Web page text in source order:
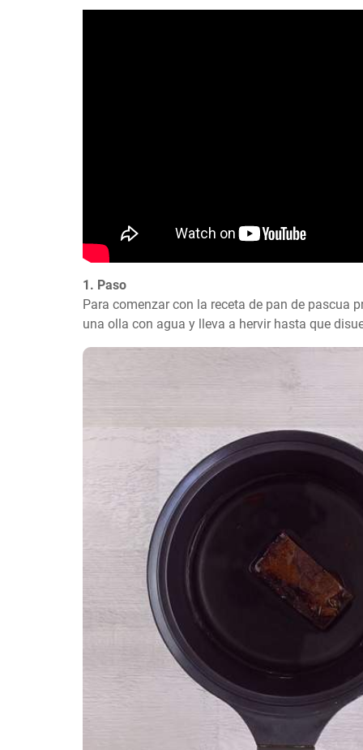
1. Paso
Para comenzar con la receta de pan de pascua
una olla con agua y lleva a hervir hasta que